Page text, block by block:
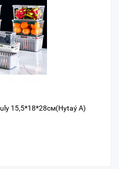
15,5*18*28см(Hytaý A)